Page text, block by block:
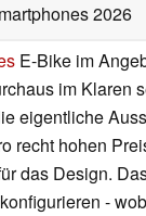
2026
E-Bike im
im Klaren
eigentliche
recht hohen
das Design.
-